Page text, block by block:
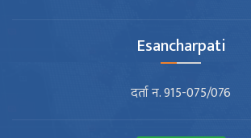
Esancharpati
दर्ता न. 915-075/076